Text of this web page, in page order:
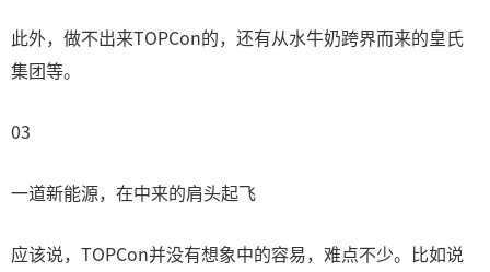
此外，做不出来TOPCon的，还有从水牛奶跨界而来的皇氏
集团等。
03
一道新能源，在中来的肩头起飞
应该说，TOPCon并没有想象中的容易，难点不少。比如说